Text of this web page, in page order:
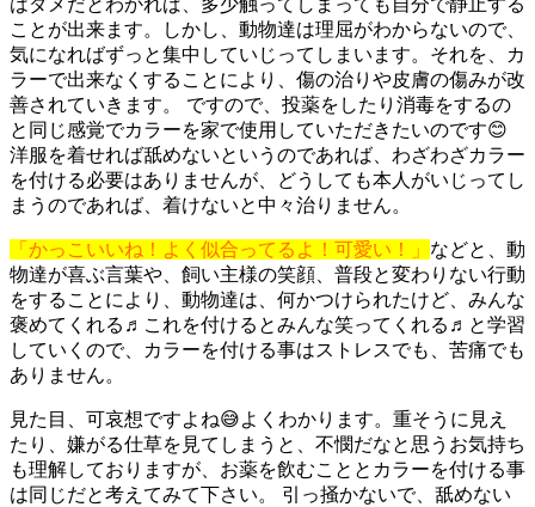
ことが出来ます。しかし、動物達は理屈がわからないので、
気になればずっと集中していじってしまいます。それを、カ
ラーで出来なくすることにより、傷の治りや皮膚の傷みが改
善されていきます。 ですので、投薬をしたり消毒をするの
と同じ感覚でカラーを家で使用していただきたいのです😊
洋服を着せれば舐めないというのであれば、わざわざカラー
を付ける必要はありませんが、どうしても本人がいじってし
まうのであれば、着けないと中々治りません。
「かっこいいね！よく似合ってるよ！可愛い！」 などと、動
物達が喜ぶ言葉や、飼い主様の笑顔、普段と変わりない行動
をすることにより、動物達は、何かつけられたけど、みんな
褒めてくれる♬これを付けるとみんな笑ってくれる♬と学習
していくので、カラーを付ける事はストレスでも、苦痛でも
ありません。
見た目、可哀想ですよね😅よくわかります。重そうに見え
たり、嫌がる仕草を見てしまうと、不憫だなと思うお気持ち
も理解しておりますが、お薬を飲むこととカラーを付ける事
は同じだと考えてみて下さい。 引っ掻かないで、舐めない